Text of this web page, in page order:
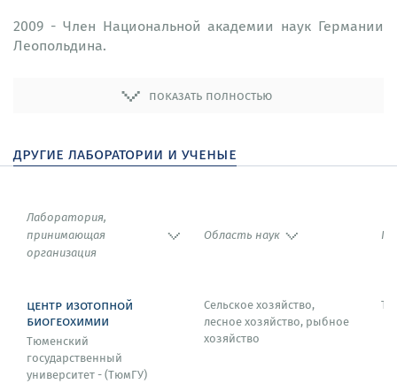
2009 - Член Национальной академии наук Германии
Леопольдина.
университета, Швейцария).
1998 - Премия за исследования в области
Pharmacia).
1997 - Премия памяти Пауля Мартини за медицинские
исследования (Фонд Пауля Мартини).
показать полностью
другие лаборатории и ученые
Лаборатория,
принимающая
организация
Область наук
центр изотопной
биогеохимии
Тюменский
государственный
университет - (ТюмГУ)
Сельское хозяйство,
лесное хозяйство, рыбное
хозяйство